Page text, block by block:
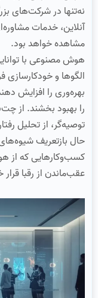
نه‌تنها در شرکت‌های
آنلاین، خدمات
مشاهده خواهد بود.
هوش مصنوعی با
الگوها و خودکارسازی
بهره‌وری را افزایش
را بهبود بخشند. از
توصیه‌گر، از تحلیل
حال بازتعریف
کسب‌وکارهایی که از
عقب‌ماندن از رقبا